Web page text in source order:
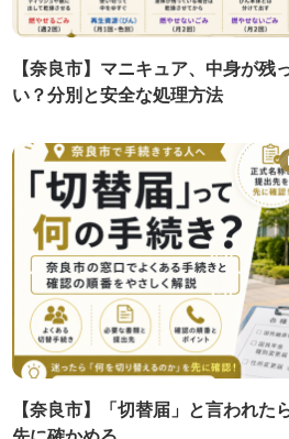
【奈良市】マニキュア、中身が残
い？分別と安全な処理方法
【奈良市】「切替届」と言われた